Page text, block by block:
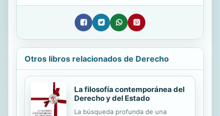
Otros libros relacionados de Derecho
La filosofía contemporánea del
Derecho y del Estado
La búsqueda profunda de una